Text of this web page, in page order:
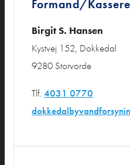
Formand/
Birgit S. Hansen
Kystvej 152, Dokkedal
9280 Storvorde
Tlf.4031 0770